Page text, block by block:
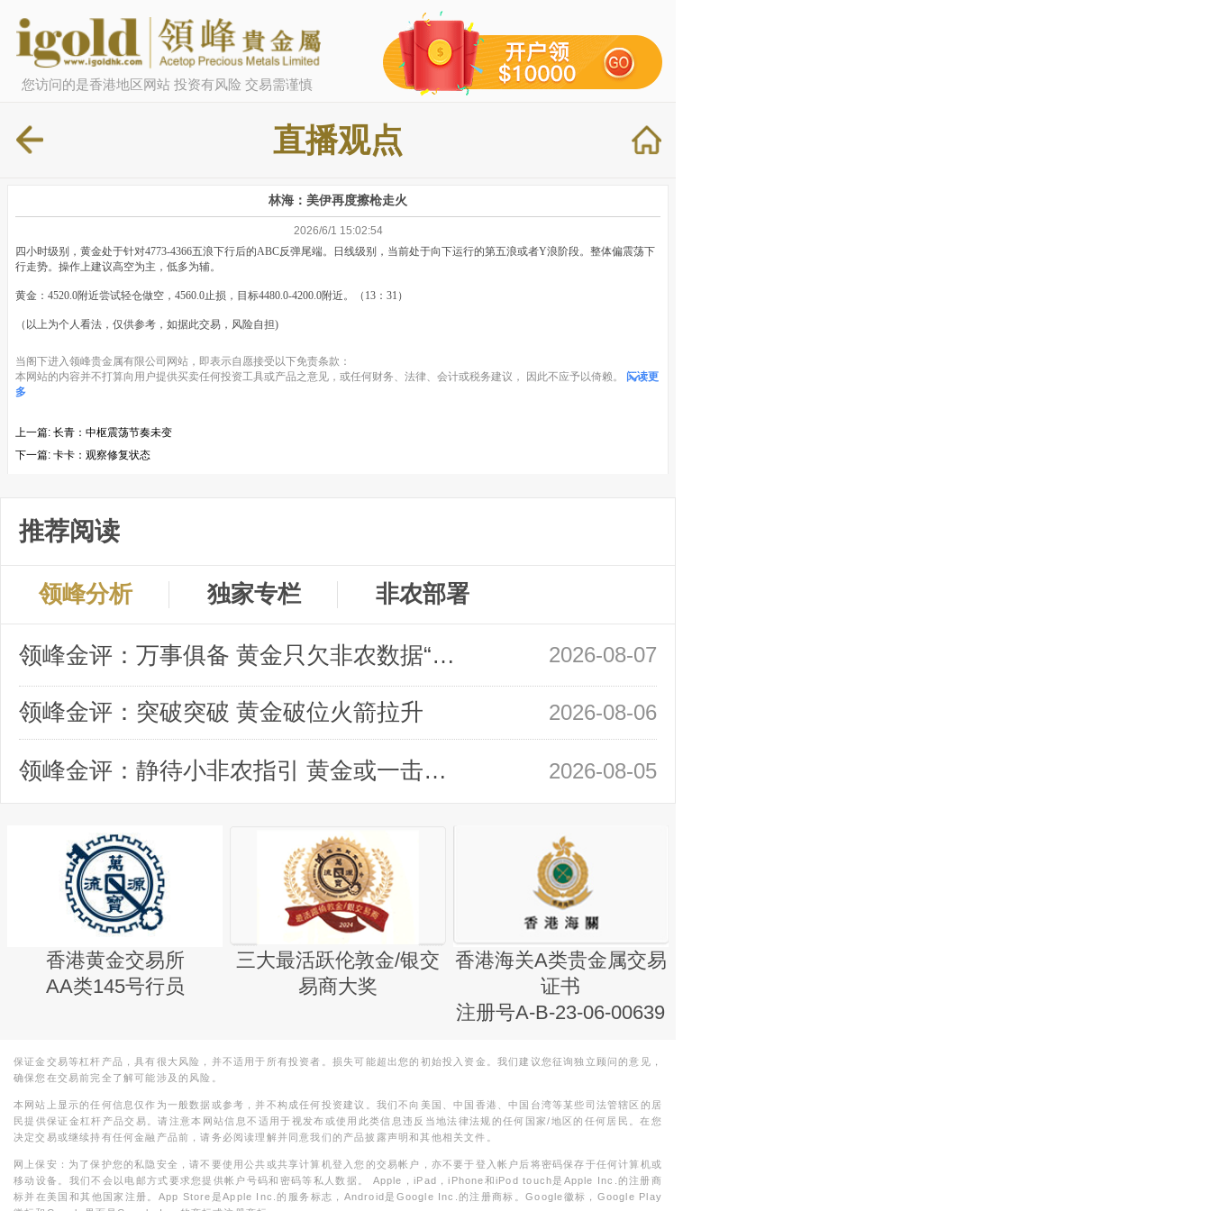
您访问的是香港地区网站 投资有风险 交易需谨慎
直播观点
林海：美伊再度擦枪走火
2026/6/1 15:02:54
四小时级别，黄金处于针对4773-4366五浪下行后的ABC反弹尾端。日线级别，当前处于向下运行的第五浪或者Y浪阶段。整体偏震荡下
行走势。操作上建议高空为主，低多为辅。
黄金：4520.0附近尝试轻仓做空，4560.0止损，目标4480.0-4200.0附近。（13：31）
（以上为个人看法，仅供参考，如据此交易，风险自担)
当阁下进入领峰贵金属有限公司网站，即表示自愿接受以下免责条款：
本网站的内容并不打算向用户提供买卖任何投资工具或产品之意见，或任何财务、法律、会计或税务建议， 因此不应予以倚赖。
阅读更
多
上一篇: 长青：中枢震荡节奏未变
下一篇: 卡卡：观察修复状态
推荐阅读
领峰分析 独家专栏 非农部署
领峰金评：万事俱备 黄金只欠非农数据“东风” 2026-08-07
领峰金评：突破突破 黄金破位火箭拉升 2026-08-06
领峰金评：静待小非农指引 黄金或一击破局 2026-08-05
香港黄金交易所
AA类145号行员
三大最活跃伦敦金/银交
易商大奖
香港海关A类贵金属交易
证书
注册号A-B-23-06-00639
保证金交易等杠杆产品，具有很大风险，并不适用于所有投资者。损失可能超出您的初始投入资金。我们建议您征询独立顾问的意见，
确保您在交易前完全了解可能涉及的风险。
本网站上显示的任何信息仅作为一般数据或参考，并不构成任何投资建议。我们不向美国、中国香港、中国台湾等某些司法管辖区的居
民提供保证金杠杆产品交易。请注意本网站信息不适用于视发布或使用此类信息违反当地法律法规的任何国家/地区的任何居民。在您
决定交易或继续持有任何金融产品前，请务必阅读理解并同意我们的产品披露声明和其他相关文件。
网上保安：为了保护您的私隐安全，请不要使用公共或共享计算机登入您的交易帐户，亦不要于登入帐户后将密码保存于任何计算机或
移动设备。我们不会以电邮方式要求您提供帐户号码和密码等私人数据。 Apple，iPad，iPhone和iPod touch是Apple Inc.的注册商
标并在美国和其他国家注册。App Store是Apple Inc.的服务标志，Android是Google Inc.的注册商标。Google徽标，Google Play